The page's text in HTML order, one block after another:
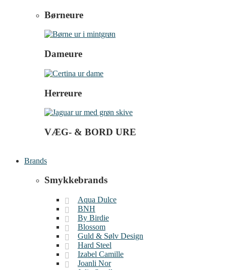
Børneure
Dameure
Herreure
VÆG- & BORD URE
Brands
Smykkebrands
Aqua Dulce
BNH
By Birdie
Blossom
Guld & Sølv Design
Hard Steel
Izabel Camille
Joanli Nor